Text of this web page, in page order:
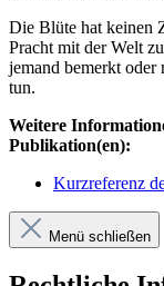
Die Blüte hat keinen
Pracht mit der Welt
jemand bemerkt oder
tun.
Weitere
Publikation(en):
Kurzreferenz
Menü schließen